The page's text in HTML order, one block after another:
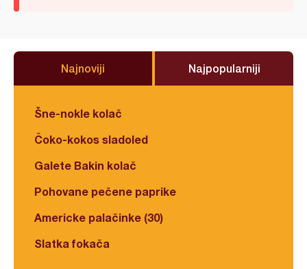
Najnoviji Najpopularniji
Šne-nokle kolač
Čoko-kokos sladoled
Galete Bakin kolač
Pohovane pečene paprike
Americke palačinke (30)
Slatka fokača